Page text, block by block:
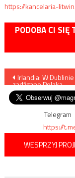
https://kancelaria-
PODOBA CI SIĘ
Nawigacja
wpisu
Irlandia: W Dublinie
zadźgano Polaka
Telegram
https://
WESPRZYJ